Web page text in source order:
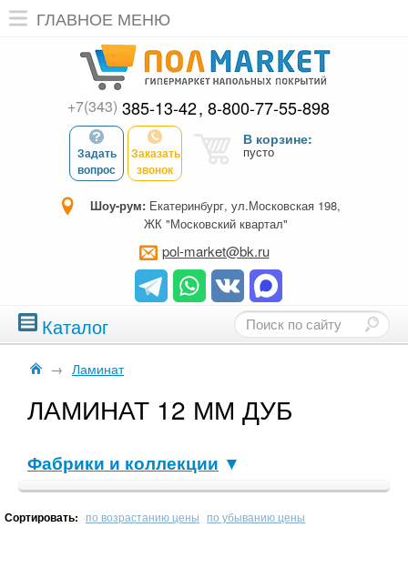
ГЛАВНОЕ МЕНЮ
+7(343) 385-13-42 8-800-77-55-898
Задать
вопрос
Заказать
звонок
В корзине:
пусто
Шоу-рум: Екатеринбург, ул.Московская 198,
ЖК "Московский квартал"
pol-market@bk.ru
Каталог
→ Ламинат
ЛАМИНАТ 12 ММ ДУБ
Фабрики и коллекции ▼
Сортировать: по возрастанию цены по убыванию цены